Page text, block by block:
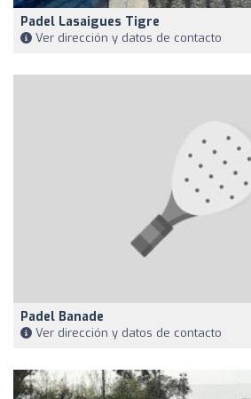
Padel Lasaigues Tigre
Ver dirección y datos de contacto
Padel Banade
Ver dirección y datos de contacto